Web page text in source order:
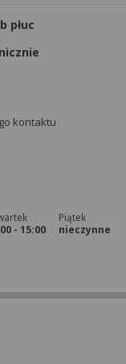
płuc
kontaktu
- 15:00
Piątek
nieczynne